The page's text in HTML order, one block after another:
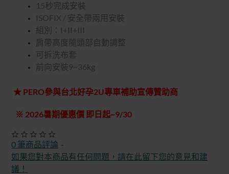
15秒完成安裝
ISOFIX / 安全帶兩用安裝
組別：I+II+III
肩帶高度隨頭部自動調整
可拆洗布套
前向安裝9~36kg
★ PERO參與台北好孕2U專車補助宣傳贊助商
※ 2026暑期優惠價 即日起~9/30
0 筆商品評論 -
如果您對本商品有任何問題，請在此留下您的意見和建
議！